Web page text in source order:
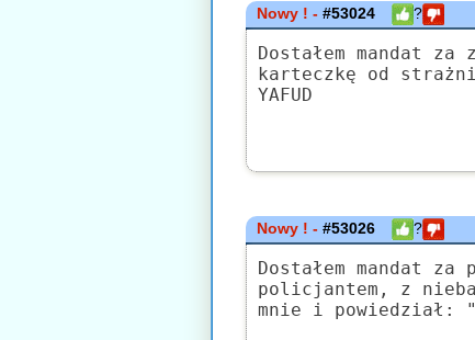
Nowy ! -#53024 ?
Dostałem mandat
karteczkę od
YAFUD
Nowy ! -#53026 ?
Dostałem mandat
policjantem, z
mnie i powiedział: